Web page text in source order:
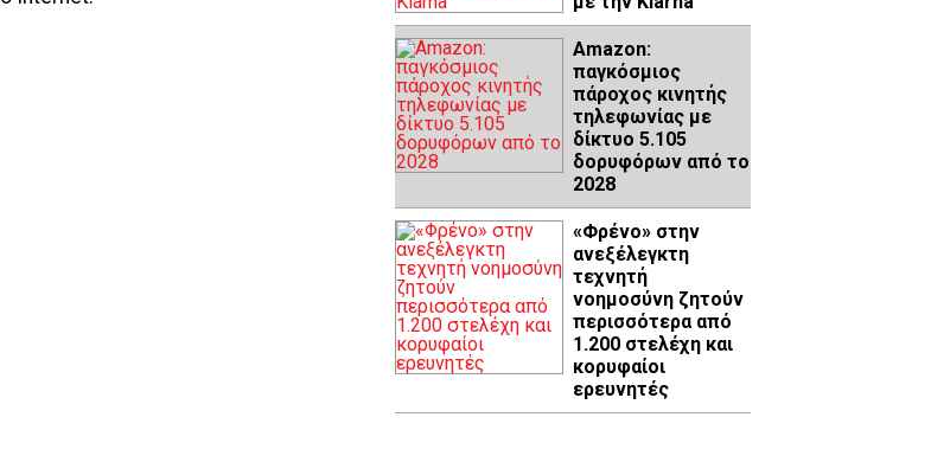
Amazon:
παγκόσμιος
πάροχος κινητής
τηλεφωνίας με
δίκτυο 5.105
δορυφόρων από το
2028
«Φρένο» στην
ανεξέλεγκτη
τεχνητή
νοημοσύνη ζητούν
περισσότερα από
1.200 στελέχη και
κορυφαίοι
ερευνητές